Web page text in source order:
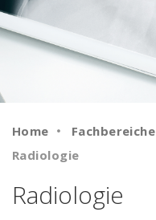
Home Fachbereiche
Radiologie
Radiologie